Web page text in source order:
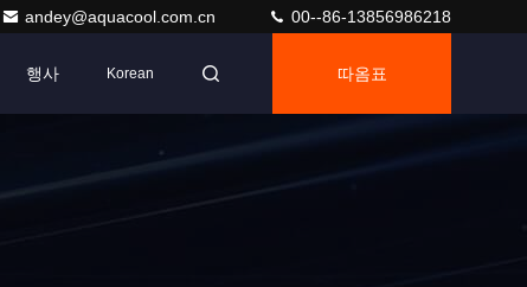
andey@aquacool.com.cn 00--86-13856986218
행사 Korean 따옴표